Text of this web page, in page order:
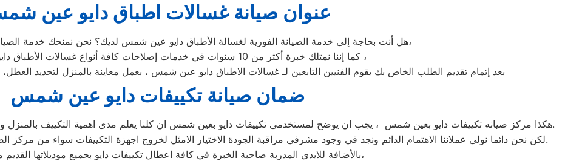
عنوان صيانة غسالات اطباق دايو عين
هل أنت بحاجة إلى خدمة الصيانة الفورية لغسالة الأطباق دايو عين شمس لديك؟ نحن نمنحك خدمة الصيانة الفورية التي ترغب بها،
كما إننا نمتلك خبرة أكثر من 10 سنوات في خدمات إصلاحات كافة أنواع غسالات الأطباق دايو عين شمس ،
بعد إتمام تقديم الطلب الخاص بك يقوم الفنيين التابعين لـ غسالات الاطباق دايو عين شمس ، بعمل معاينة بالمنزل لتحديد
ضمان صيانة تكييفات دايو عين شمس
هكذا مركز صيانه تكييفات دايو بعين شمس ، يجب ان يوضح لمستخدمى تكييفات دايو بعين شمس ان كلنا يعلم مدى اهمية التكييف بالمنزل ونحن لا ندخر جهدا كي نلبي جميع طلبات الصيانه لتكييفات دايو.
لكن نحن دائما نولي عملائنا الاهتمام الدائم ونجد في وجود مشرفي مراقبة الجودة الاختيار الامثل لخروج اجهزة التكييفات سواء من مركز الصيانه لتكييفات دايو المعتمد بعين شمس او من منزل العميل.
بالأضافة للايدي المدربة صاحبة الخبرة في كافة اعطال تكييفات دايو بجميع موديلاتها القديم منها والحديث،